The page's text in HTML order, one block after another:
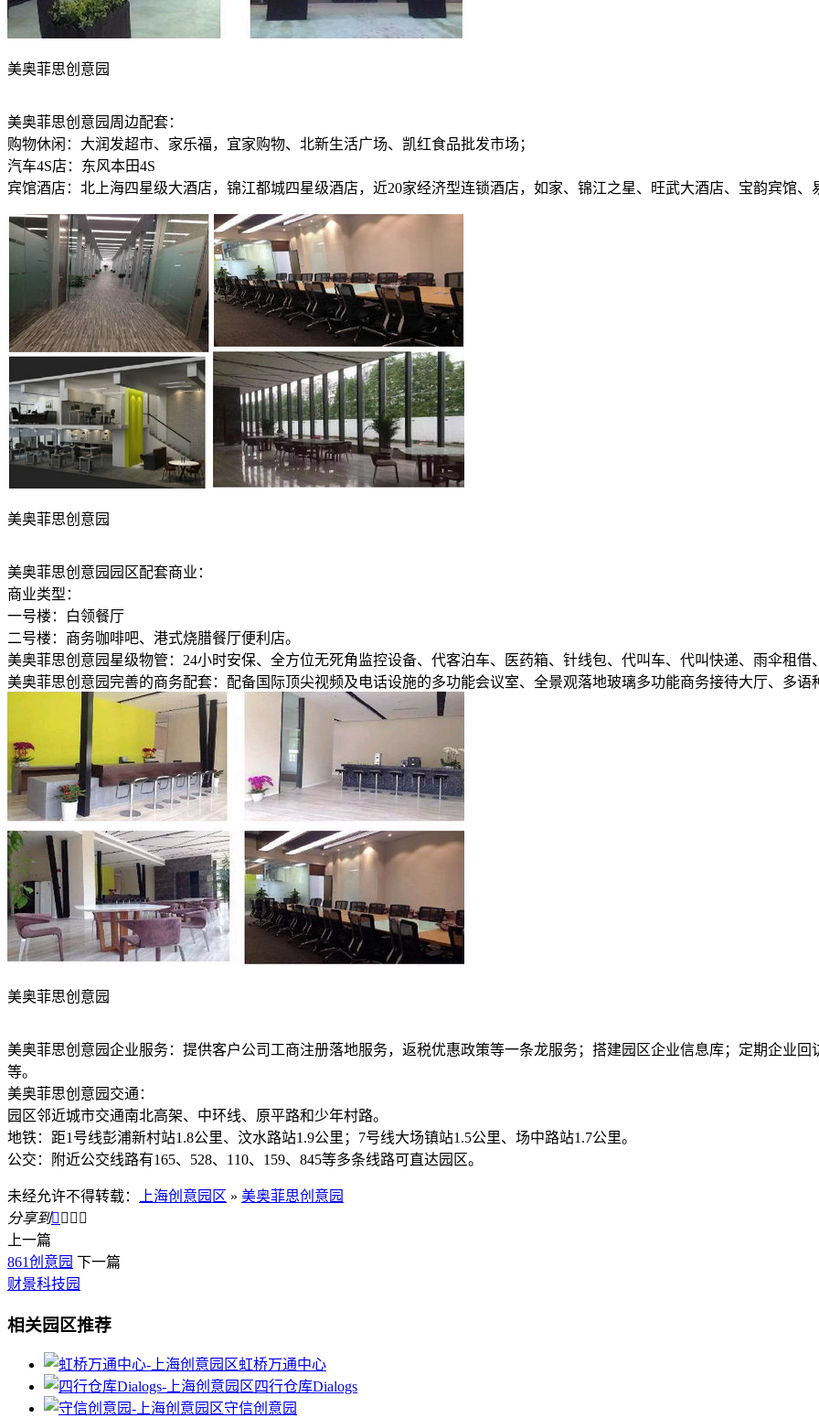
美奥菲思创意园
美奥菲思创意园周边配套：
购物休闲：大润发超市、家乐福，宜家购物、北新生活广场、凯红食品批发市场；
汽车4S店：东风本田4S
宾馆酒店：北上海四星级大酒店，锦江都城四星级酒店，近20家经济型连锁酒店，如家、锦江之星、旺武大酒店、宝韵宾馆、
美奥菲思创意园
美奥菲思创意园园区配套商业：
商业类型：
一号楼：白领餐厅
二号楼：商务咖啡吧、港式烧腊餐厅便利店。
美奥菲思创意园星级物管：24小时安保、全方位无死角监控设备、代客泊车、医药箱、针线包、代叫车、代叫快递、雨伞租借
美奥菲思创意园完善的商务配套：配备国际顶尖视频及电话设施的多功能会议室、全景观落地玻璃多功能商务接待大厅、多语
美奥菲思创意园
美奥菲思创意园企业服务：提供客户公司工商注册落地服务，返税优惠政策等一条龙服务；搭建园区企业信息库；定期企业
等。
美奥菲思创意园交通：
园区邻近城市交通南北高架、中环线、原平路和少年村路。
地铁：距1号线彭浦新村站1.8公里、汶水路站1.9公里；7号线大场镇站1.5公里、场中路站1.7公里。
公交：附近公交线路有165、528、110、159、845等多条线路可直达园区。
未经允许不得转载： 上海创意园区 » 美奥菲思创意园
分享到   
上一篇
861创意园 下一篇
财景科技园
相关园区推荐
虹桥万通中心
四行仓库Dialogs
守信创意园